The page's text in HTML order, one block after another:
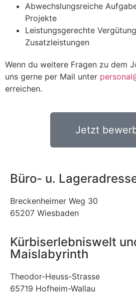
Abwechslungsreiche
Projekte
Leistungsgerechte
Zusatzleistungen
Wenn du weitere Fragen zu dem
uns gerne per Mail unter
erreichen.
Jetzt
Büro- u.
Breckenheimer Weg 30
65207 Wiesbaden
Kürbiserlebniswelt
Maislabyrinth
Theodor-Heuss-Strasse
65719 Hofheim-Wallau